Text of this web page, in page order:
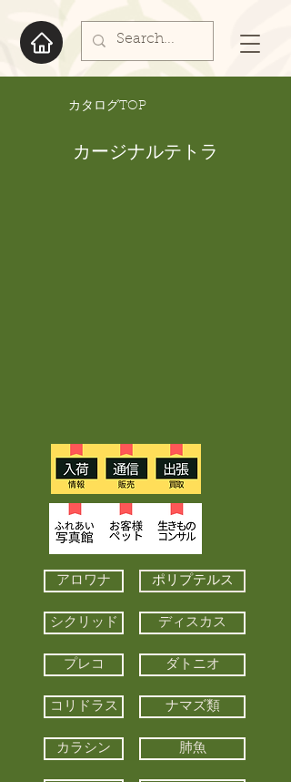
​カタログTOP
カージナルテトラ
アロワナ ポリプテルス
シクリッド ディスカス
プレコ ダトニオ
コリドラス ナマズ類
カラシン 肺魚